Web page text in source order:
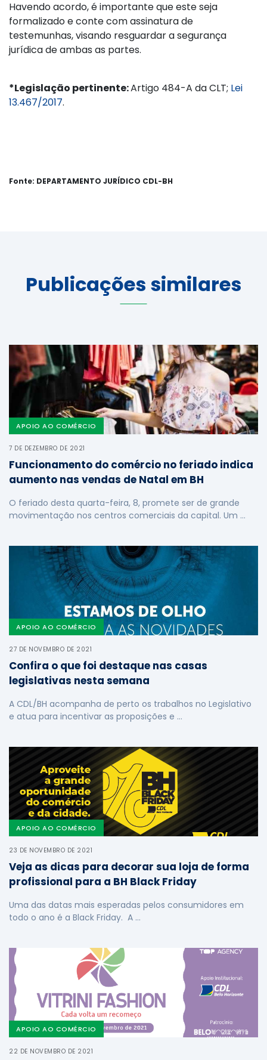
Havendo acordo, é importante que este seja
formalizado e conte com assinatura de
testemunhas, visando resguardar a segurança
jurídica de ambas as partes.
*Legislação pertinente:Artigo 484-A da CLT; Lei
13.467/2017.
Fonte: DEPARTAMENTO JURÍDICO CDL-BH
Publicações similares
APOIO AO COMÉRCIO
7 DE DEZEMBRO DE 2021
Funcionamento do comércio no feriado indica
aumento nas vendas de Natal em BH
O feriado desta quarta-feira, 8, promete ser de grande
movimentação nos centros comerciais da capital. Um …
APOIO AO COMÉRCIO
27 DE NOVEMBRO DE 2021
Confira o que foi destaque nas casas
legislativas nesta semana
A CDL/BH acompanha de perto os trabalhos no Legislativo
e atua para incentivar as proposições e …
APOIO AO COMÉRCIO
23 DE NOVEMBRO DE 2021
Veja as dicas para decorar sua loja de forma
profissional para a BH Black Friday
Uma das datas mais esperadas pelos consumidores em
todo o ano é a Black Friday. A …
APOIO AO COMÉRCIO
22 DE NOVEMBRO DE 2021